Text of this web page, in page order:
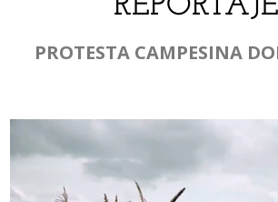
PROTESTA CAMPESINA